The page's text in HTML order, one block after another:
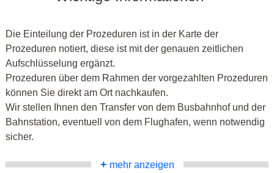
Die Einteilung der Prozeduren ist in der Karte der
Prozeduren notiert, diese ist mit der genauen zeitlichen
Aufschlüsselung ergänzt.
Prozeduren über dem Rahmen der vorgezahlten Prozeduren
können Sie direkt am Ort nachkaufen.
Wir stellen Ihnen den Transfer von dem Busbahnhof und der
Bahnstation, eventuell von dem Flughafen, wenn notwendig
sicher.
+ mehr anzeigen